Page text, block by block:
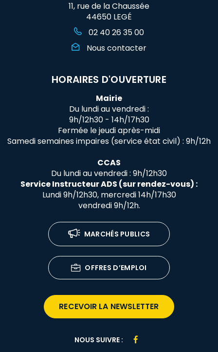
11, rue de la Chaussée
44650 LEGÉ
02 40 26 35 00
Nous contacter
HORAIRES D'OUVERTURE
Mairie
Du lundi au vendredi :
9h/12h30 - 14h/17h30
Fermée le jeudi après-midi
Samedi semaines impaires (service état civil) : 9h/12h
CCAS
Du lundi au vendredi : 9h/12h30
Service Instructeur ADS (sur rendez-vous) :
Lundi 9h/12h30, mercredi 14h/17h30
vendredi 9h/12h.
MARCHÉS PUBLICS
OFFRES D’EMPLOI
RECEVOIR LA NEWSLETTER
NOUS SUIVRE :